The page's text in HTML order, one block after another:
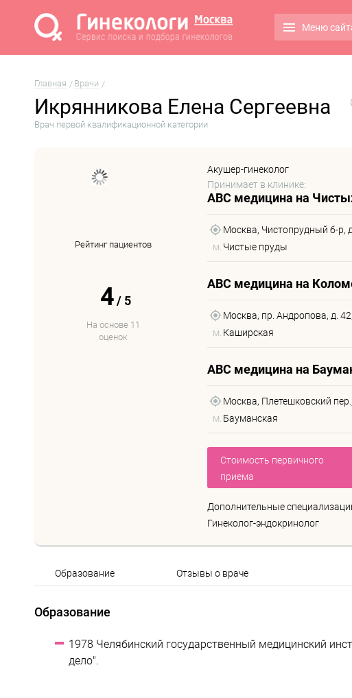
Меню
Главная Врачи
Икрянникова Елена Сергеевна
Врач первой квалификационной категории
Рейтинг пациентов
4 / 5
На основе 11
оценок
Акушер-гинеколог
Принимает в клинике:
ABC медицина на
Москва, Чистопрудный б-р,
м. Чистые пруды
ABC медицина на
Москва, пр. Андропова, д. 42,
м. Каширская
ABC медицина на
Москва, Плетешковский
м. Бауманская
Стоимость первичного
приема
Дополнительные
Гинеколог-эндокринолог
Образование Отзывы о враче
Образование
1978 Челябинский государственный медицинский
дело".